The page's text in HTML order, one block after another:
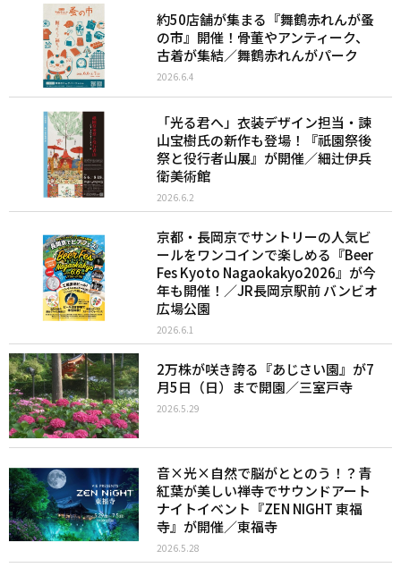
約50店舗が集まる『舞鶴赤れんが蚤
の市』開催！骨董やアンティーク、
古着が集結／舞鶴赤れんがパーク
2026.6.4
「光る君へ」衣装デザイン担当・諫
山宝樹氏の新作も登場！『祇園祭後
祭と役行者山展』が開催／細辻伊兵
衛美術館
2026.6.2
京都・長岡京でサントリーの人気ビ
ールをワンコインで楽しめる『Beer
Fes Kyoto Nagaokakyo2026』が今
年も開催！／JR長岡京駅前 バンビオ
広場公園
2026.6.1
2万株が咲き誇る『あじさい園』が7
月5日（日）まで開園／三室戸寺
2026.5.29
音×光×自然で脳がととのう！？青
紅葉が美しい禅寺でサウンドアート
ナイトイベント『ZEN NIGHT 東福
寺』が開催／東福寺
2026.5.28